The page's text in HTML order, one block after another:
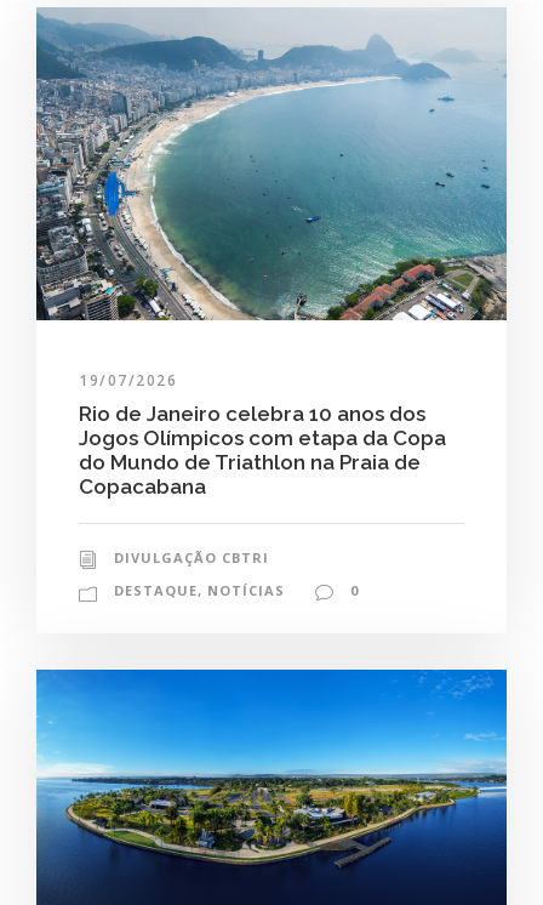
19/07/2026
Rio de Janeiro celebra 10 anos dos
Jogos Olímpicos com etapa da Copa
do Mundo de Triathlon na Praia de
Copacabana
DIVULGAÇÃO CBTRI
DESTAQUE, NOTÍCIAS 0